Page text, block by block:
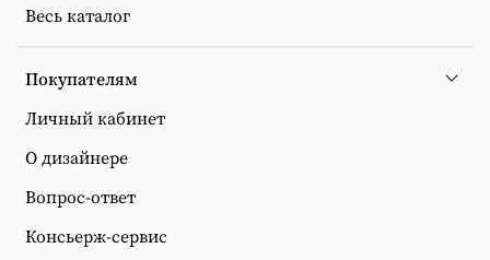
Весь каталог
Покупателям
Личный кабинет
О дизайнере
Вопрос-ответ
Консьерж-сервис